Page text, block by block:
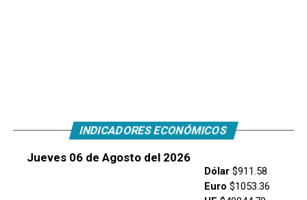
INDICADORES ECONÓMICOS
Jueves 06 de Agosto del 2026
Dólar$911.58
Euro $1053.36